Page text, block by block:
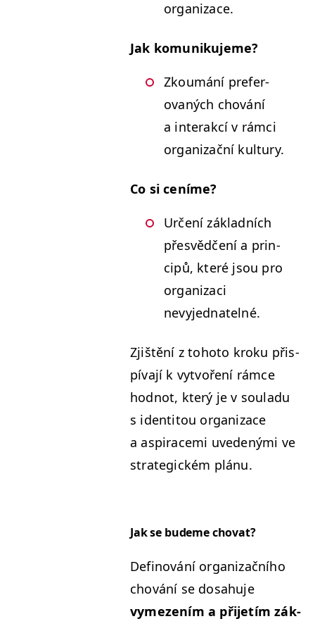
organizace.
Jak komu­niku­jeme?
Zkoumání prefer­
ovaných chování
a inter­akcí v rám­ci
orga­ni­za­ční kultury.
Co si ceníme?
Určení zák­lad­ních
přesvědčení a prin­
cipů, které jsou pro
orga­ni­zaci
nevyjednatelné.
Zjištění z toho­to kroku přis­
pí­va­jí k vytvoření rám­ce
hod­not, který je v souladu
s iden­ti­tou orga­ni­zace
a aspirace­mi uve­dený­mi ve
strate­gick­ém plánu.
Jak se budeme chovat?
Defi­nování orga­ni­za­čního
chování se dosahu­je
vymezením a při­jetím zák­